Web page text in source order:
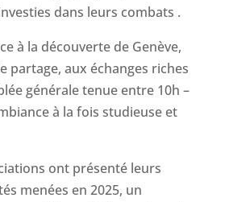
dans leurs combats .
à la découverte de Genève,
partage, aux échanges riches
générale tenue entre 10h –
à la fois studieuse et
ont présenté leurs
menées en 2025, un